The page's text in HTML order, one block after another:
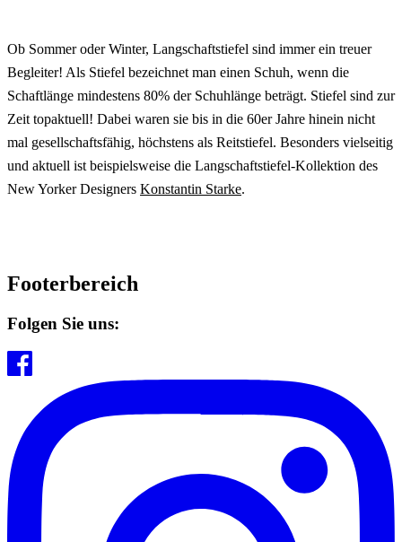
Ob Sommer oder Winter, Langschaftstiefel sind immer ein treuer
Begleiter! Als Stiefel bezeichnet man einen Schuh, wenn die
Schaftlänge mindestens 80% der Schuhlänge beträgt. Stiefel sind zur
Zeit topaktuell! Dabei waren sie bis in die 60er Jahre hinein nicht
mal gesellschaftsfähig, höchstens als Reitstiefel. Besonders vielseitig
und aktuell ist beispielsweise die Langschaftstiefel-Kollektion des
New Yorker Designers Konstantin Starke.
Footerbereich
Folgen Sie uns: